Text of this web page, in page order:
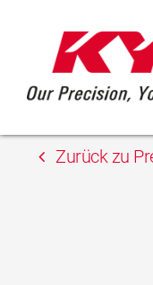
Zurück zu